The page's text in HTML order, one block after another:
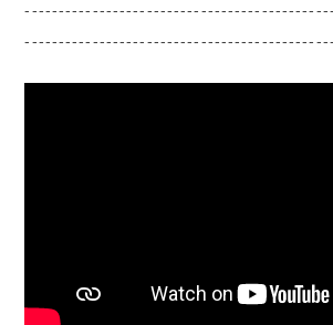
----------------------------------------------